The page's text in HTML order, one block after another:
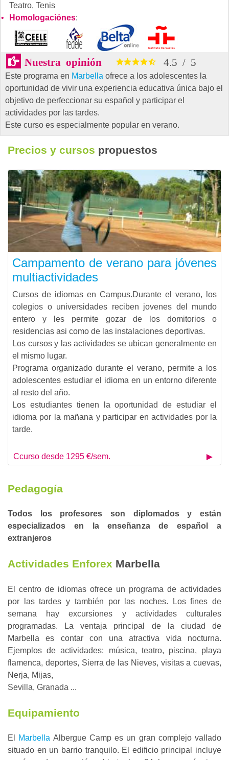
Teatro, Tenis
Homologaciónes:
Nuestra opinión 4.5 / 5
Este programa en Marbella ofrece a los adolescentes la
oportunidad de vivir una experiencia educativa única bajo el
objetivo de perfeccionar su español y participar el
actividades por las tardes.
Este curso es especialmente popular en verano.
Precios y cursos propuestos
Campamento de verano para jóvenes
multiactividades
Cursos de idiomas en Campus.Durante el verano, los
colegios o universidades reciben jovenes del mundo
entero y les permite gozar de los domitorios o
residencias asi como de las instalaciones deportivas.
Los cursos y las actividades se ubican generalmente en
el mismo lugar.
Programa organizado durante el verano, permite a los
adolescentes estudiar el idioma en un entorno diferente
al resto del año.
Los estudiantes tienen la oportunidad de estudiar el
idioma por la mañana y participar en actividades por la
tarde.
Ccurso desde 1295 €/sem.
Pedagogía
Todos los profesores son diplomados y están
especializados en la enseñanza de español a
extranjeros
Actividades Enforex Marbella
El centro de idiomas ofrece un programa de actividades
por las tardes y también por las noches. Los fines de
semana hay excursiones y actividades culturales
programadas. La ventaja principal de la ciudad de
Marbella es contar con una atractiva vida nocturna.
Ejemplos de actividades: música, teatro, piscina, playa
flamenca, deportes, Sierra de las Nieves, visitas a cuevas,
Nerja, Mijas,
Sevilla, Granada ...
Equipamiento
El Marbella Albergue Camp es un gran complejo vallado
situado en un barrio tranquilo. El edificio principal incluye